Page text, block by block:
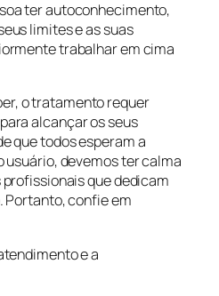
ter autoconhecimento,
limites e as suas
trabalhar em cima
o tratamento requer
alcançar os seus
que todos esperam a
devemos ter calma
que dedicam
Portanto, confie em
e a